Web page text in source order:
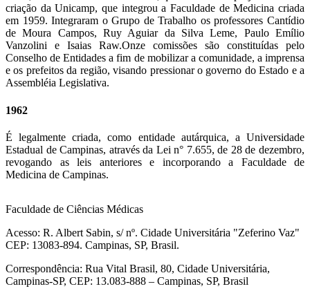
criação da Unicamp, que integrou a Faculdade de Medicina criada
em 1959. Integraram o Grupo de Trabalho os professores Cantídio
de Moura Campos, Ruy Aguiar da Silva Leme, Paulo Emílio
Vanzolini e Isaias Raw.Onze comissões são constituídas pelo
Conselho de Entidades a fim de mobilizar a comunidade, a imprensa
e os prefeitos da região, visando pressionar o governo do Estado e a
Assembléia Legislativa.
1962
É legalmente criada, como entidade autárquica, a Universidade
Estadual de Campinas, através da Lei n° 7.655, de 28 de dezembro,
revogando as leis anteriores e incorporando a Faculdade de
Medicina de Campinas.
Faculdade de Ciências Médicas
Acesso: R. Albert Sabin, s/ nº. Cidade Universitária "Zeferino Vaz"
CEP: 13083-894. Campinas, SP, Brasil.
Correspondência: Rua Vital Brasil, 80, Cidade Universitária,
Campinas-SP, CEP: 13.083-888 – Campinas, SP, Brasil